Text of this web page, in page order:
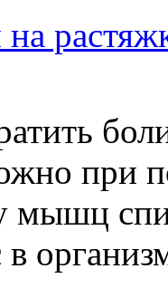
на
при
мышц